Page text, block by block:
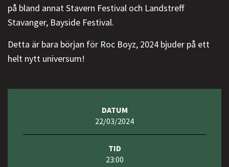
på bland annat Stavern Festival och Landstreff
Stavanger, Bayside Festival.
Detta är bara början för Roc Boyz, 2024 bjuder på ett
helt nytt universum!
DATUM
22/03/2024
TID
23:00